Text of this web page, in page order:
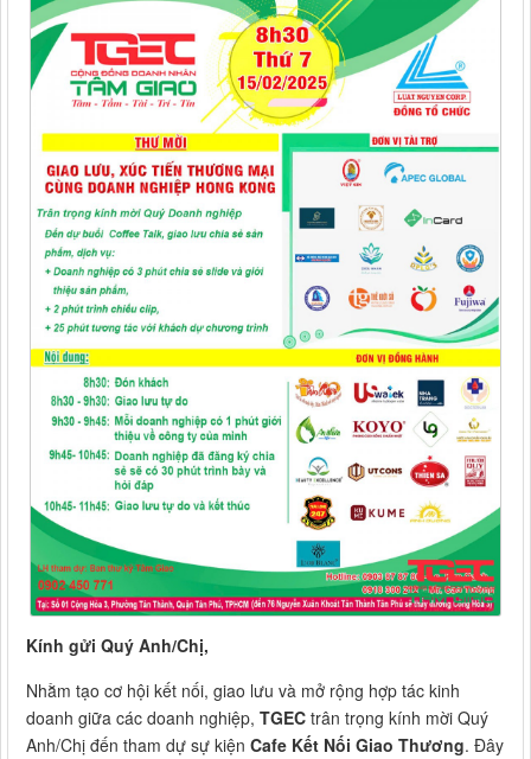
Kính gửi Quý Anh/Chị,
Nhằm tạo cơ hội kết nối, giao lưu và mở rộng hợp tác kinh
doanh giữa các doanh nghiệp, TGEC trân trọng kính mời Quý
Anh/Chị đến tham dự sự kiện Cafe Kết Nối Giao Thương. Đây